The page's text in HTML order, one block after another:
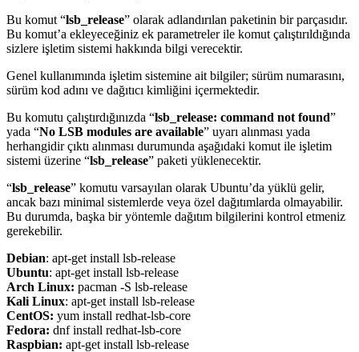
Bu komut “lsb_release” olarak adlandırılan paketinin bir parçasıdır.
Bu komut’a ekleyeceğiniz ek parametreler ile komut çalıştırıldığında
sizlere işletim sistemi hakkında bilgi verecektir.
Genel kullanımında işletim sistemine ait bilgiler; sürüm numarasını,
sürüm kod adını ve dağıtıcı kimliğini içermektedir.
Bu komutu çalıştırdığınızda “lsb_release: command not found”
yada “No LSB modules are available” uyarı alınması yada
herhangidir çıktı alınması durumunda aşağıdaki komut ile işletim
sistemi üzerine “lsb_release” paketi yüklenecektir.
“lsb_release” komutu varsayılan olarak Ubuntu’da yüklü gelir,
ancak bazı minimal sistemlerde veya özel dağıtımlarda olmayabilir.
Bu durumda, başka bir yöntemle dağıtım bilgilerini kontrol etmeniz
gerekebilir.
Debian: apt-get install lsb-release
Ubuntu: apt-get install lsb-release
Arch Linux: pacman -S lsb-release
Kali Linux: apt-get install lsb-release
CentOS: yum install redhat-lsb-core
Fedora: dnf install redhat-lsb-core
Raspbian: apt-get install lsb-release